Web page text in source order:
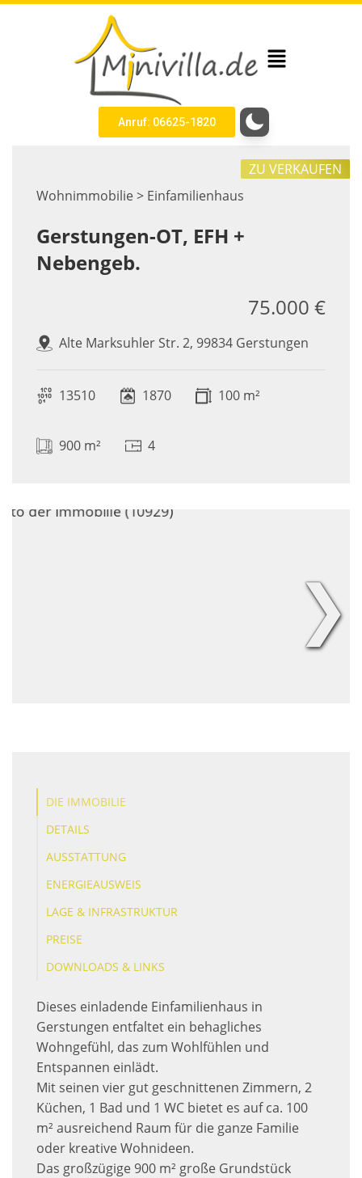
Anruf: 06625-1820
Wohnimmobilie > Einfamilienhaus
ZU VERKAUFEN
Gerstungen-OT, EFH +
Nebengeb.
Alte Marksuhler Str. 2, 99834 Gerstungen
75.000 €
13510 1870 100 m²
900 m² 4
❯
DIE IMMOBILIE
DETAILS
AUSSTATTUNG
ENERGIEAUSWEIS
LAGE & INFRASTRUKTUR
PREISE
DOWNLOADS & LINKS
Dieses einladende Einfamilienhaus in
Gerstungen entfaltet ein behagliches
Wohngefühl, das zum Wohlfühlen und
Entspannen einlädt.
Mit seinen vier gut geschnittenen Zimmern, 2
Küchen, 1 Bad und 1 WC bietet es auf ca. 100
m² ausreichend Raum für die ganze Familie
oder kreative Wohnideen.
Das großzügige 900 m² große Grundstück